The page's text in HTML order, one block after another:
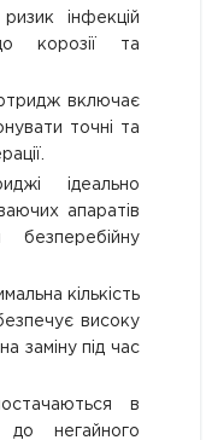
інфекцій
корозії та
включає
точні та
ідеально
апаратів
кількість
високу
заміну під час
в
до негайного